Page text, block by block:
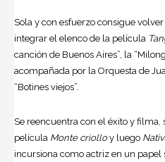
Sola y con esfuerzo consigue
integrar el elenco de la película
canción de Buenos Aires”, la
acompañada por la Orquesta de
“Botines viejos”.
Se reencuentra con el éxito y
película Monte criolloy luego
incursiona como actriz en un papel